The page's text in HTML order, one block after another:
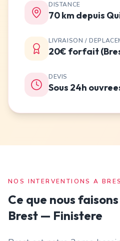
DISTANCE
70 km depuis
LIVRAISON /
20€ forfait
DEVIS
Sous 24h
NOS INTERVENTIONS A
Ce que nous
Brest — Finistere